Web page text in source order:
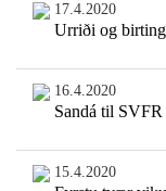
17.4.2020
Urriði og
16.4.2020
Sandá til SVFR
15.4.2020